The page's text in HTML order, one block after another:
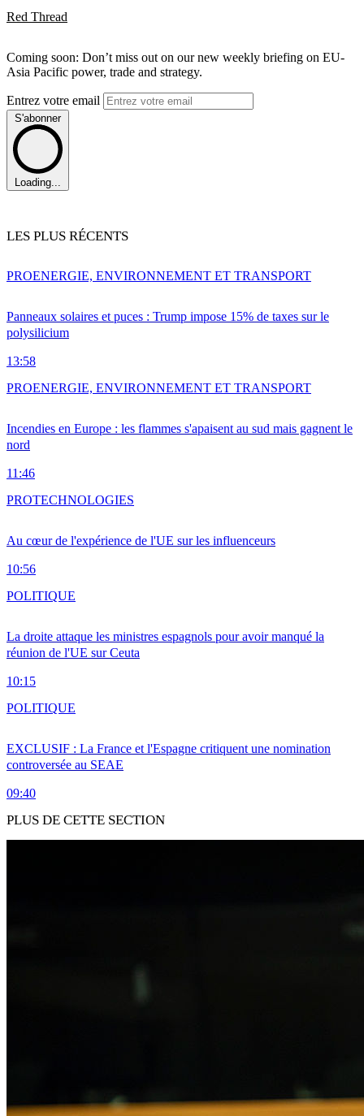
Red Thread
Coming soon: Don’t miss out on our new weekly briefing on EU-
Asia Pacific power, trade and strategy.
Entrez votre email
S'abonner
Loading...
LES PLUS RÉCENTS
Panneaux solaires et puces : Trump impose 15% de taxes sur le
polysilicium
13:58
PROENERGIE, ENVIRONNEMENT ET TRANSPORT
Incendies en Europe : les flammes s'apaisent au sud mais gagnent le
nord
11:46
PROENERGIE, ENVIRONNEMENT ET TRANSPORT
Au cœur de l'expérience de l'UE sur les influenceurs
10:56
PROTECHNOLOGIES
La droite attaque les ministres espagnols pour avoir manqué la
réunion de l'UE sur Ceuta
10:15
POLITIQUE
EXCLUSIF : La France et l'Espagne critiquent une nomination
controversée au SEAE
09:40
POLITIQUE
PLUS DE CETTE SECTION